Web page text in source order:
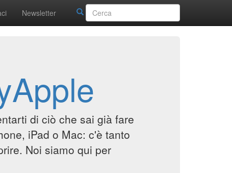
Newsletter
di ciò che sai già fare
iPad o Mac: c'è tanto
Noi siamo qui per